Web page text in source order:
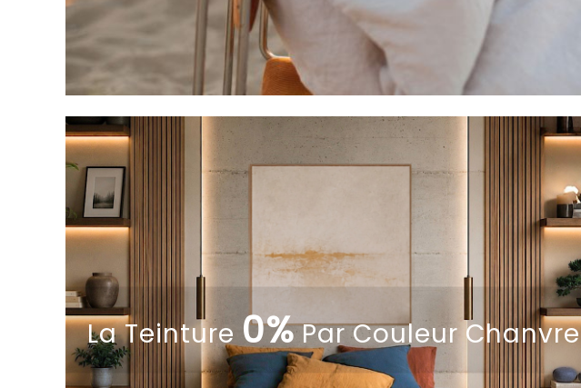
La Teinture 0%Par Couleur Chanvre